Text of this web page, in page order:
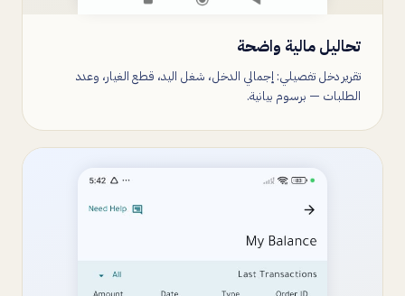
تحاليل مالية واضحة
تقرير دخل تفصيلي: إجمالي الدخل، شغل اليد، قطع الغيار، وعدد
الطلبات — برسوم بيانية.